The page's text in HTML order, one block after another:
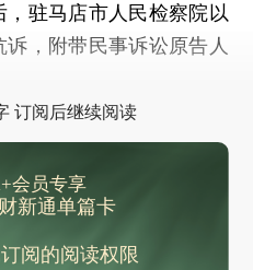
驻马店市人民检察院以
，附带民事诉讼原告人
订阅后继续阅读
会员专享
新通单篇卡
阅的阅读权限